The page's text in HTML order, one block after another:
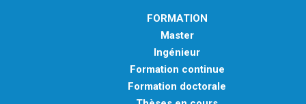
FORMATION
Master
Ingénieur
Formation continue
Formation doctorale